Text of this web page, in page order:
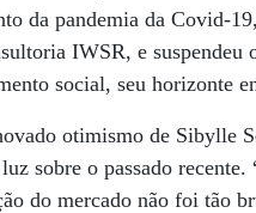
da pandemia da Covid-
IWSR, e suspendeu
social, seu horizonte
otimismo de Sibylle
sobre o passado
do mercado não foi tão